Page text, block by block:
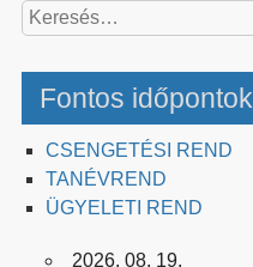
Keresés:
Fontos időpontok
CSENGETÉSI REND
TANÉVREND
ÜGYELETI REND
2026. 08. 19.